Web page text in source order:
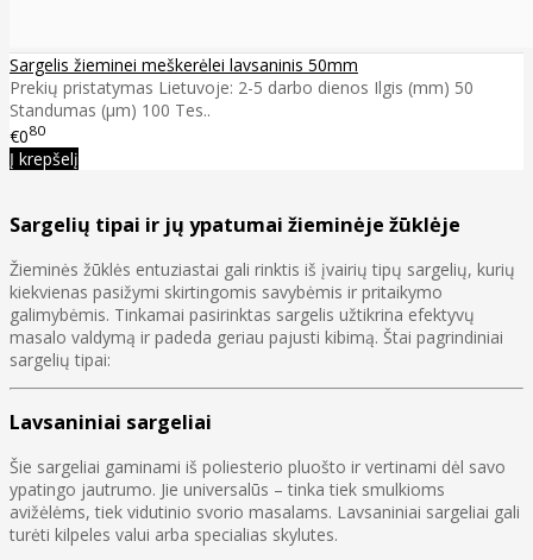
Sargelis žieminei meškerėlei lavsaninis 50mm
Prekių pristatymas Lietuvoje: 2-5 darbo dienos Ilgis (mm) 50
Standumas (µm) 100 Tes..
€080
Į krepšelį
Sargelių tipai ir jų ypatumai žieminėje žūklėje
Žieminės žūklės entuziastai gali rinktis iš įvairių tipų sargelių, kurių
kiekvienas pasižymi skirtingomis savybėmis ir pritaikymo
galimybėmis. Tinkamai pasirinktas sargelis užtikrina efektyvų
masalo valdymą ir padeda geriau pajusti kibimą. Štai pagrindiniai
sargelių tipai:
Lavsaniniai sargeliai
Šie sargeliai gaminami iš poliesterio pluošto ir vertinami dėl savo
ypatingo jautrumo. Jie universalūs – tinka tiek smulkioms
avižėlėms, tiek vidutinio svorio masalams. Lavsaniniai sargeliai gali
turėti kilpeles valui arba specialias skylutes.